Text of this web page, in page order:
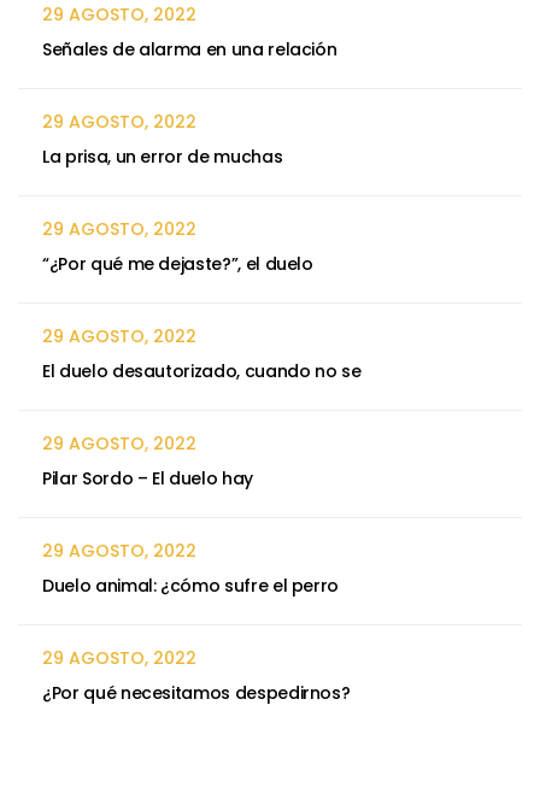
29 AGOSTO, 2022
Señales de alarma en una relación
29 AGOSTO, 2022
La prisa, un error de muchas
29 AGOSTO, 2022
“¿Por qué me dejaste?”, el duelo
29 AGOSTO, 2022
El duelo desautorizado, cuando no se
29 AGOSTO, 2022
Pilar Sordo – El duelo hay
29 AGOSTO, 2022
Duelo animal: ¿cómo sufre el perro
29 AGOSTO, 2022
¿Por qué necesitamos despedirnos?